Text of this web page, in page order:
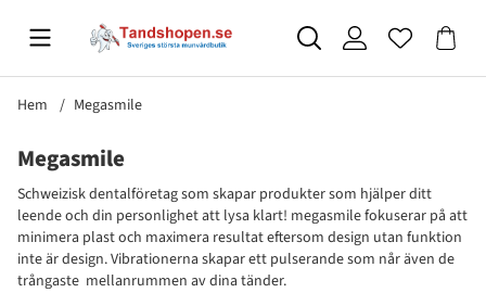
Hem Megasmile
Megasmile
Schweizisk dentalföretag som skapar produkter som hjälper ditt
leende och din personlighet att lysa klart! megasmile fokuserar på att
minimera plast och maximera resultat eftersom design utan funktion
inte är design. Vibrationerna skapar ett pulserande som når även de
trångaste mellanrummen av dina tänder.